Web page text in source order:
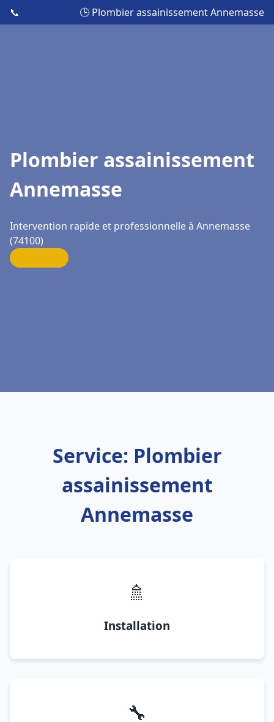
📞 🕒 Plombier assainissement Annemasse
Plombier assainissement
Annemasse
Intervention rapide et professionnelle à Annemasse
(74100)
Service: Plombier
assainissement
Annemasse
🚿
Installation
🔧